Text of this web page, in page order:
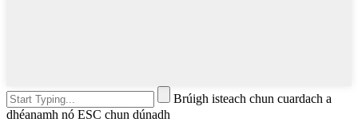
Brúigh isteach chun cuardach a
dhéanamh nó ESC chun dúnadh